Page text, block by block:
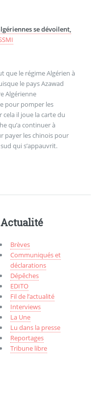
se dévoilent,
que le régime Algérien à
le pays Azawad
Algérienne
pour pomper les
cela il joue la carte du
qu’a continuer à
payer les chinois pour
qui s’appauvrit.
Actualité
Brèves
Communiqués et
déclarations
Dépêches
EDITO
Fil de l’actualité
Interviews
La Une
Lu dans la presse
Reportages
Tribune libre